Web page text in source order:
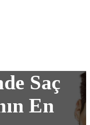
Saç
En